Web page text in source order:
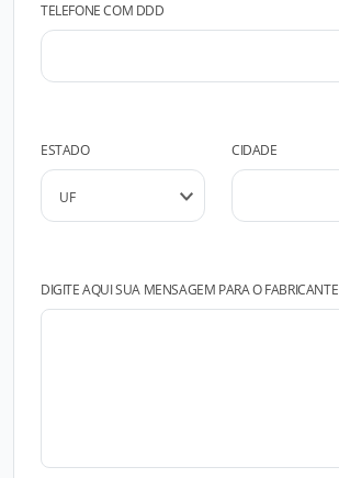
TELEFONE COM DDD
ESTADO CIDADE
DIGITE AQUI SUA MENSAGEM PARA O FABRICANTE